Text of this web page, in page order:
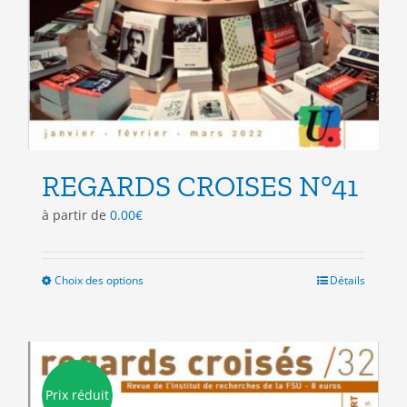
REGARDS CROISES N°41
à partir de 0.00€
Choix des optionsCe
variations.
Les
Détails
Prix réduit